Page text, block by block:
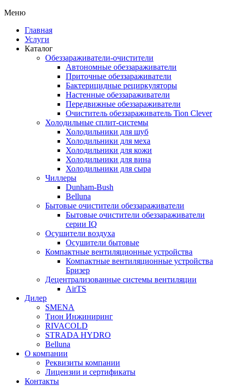
Меню
Главная
Услуги
Каталог
Обеззараживатели-очистители
Автономные обеззараживатели
Приточные обеззараживатели
Бактерицидные рециркуляторы
Настенные обеззараживатели
Передвижные обеззараживатели
Очиститель обеззараживатель Tion Clever
Холодильные сплит-системы
Холодильники для шуб
Холодильники для меха
Холодильники для кожи
Холодильники для вина
Холодильники для сыра
Чиллеры
Dunham-Bush
Belluna
Бытовые очистители обеззараживатели
Бытовые очистители обеззараживатели
серии IQ
Осушители воздуха
Осушители бытовые
Компактные вентиляционные устройства
Компактные вентиляционные устройства
Бризер
Децентрализованные системы вентиляции
AirTS
Дилер
SMENA
Тион Инжиниринг
RIVACOLD
STRADA HYDRO
Belluna
О компании
Реквизиты компании
Лицензии и сертификаты
Контакты